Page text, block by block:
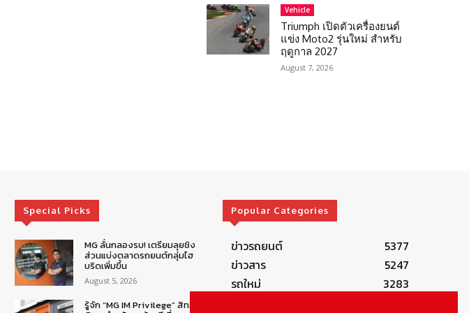
Vehicle
Triumph เปิดตัวเครื่องยนต์
แข่ง Moto2 รุ่นใหม่ สำหรับ
ฤดูกาล 2027
August 7, 2026
Special Picks
MG ลั่นกลองรบ! เตรียมลุยชิง
ส่วนแบ่งตลาดรถยนต์กลุ่มไฮ
บริดเพิ่มขึ้น
August 5, 2026
รู้จัก “MG IM Privilege” สิทธิ
Popular Categories
ข่าวรถยนต์
5377
ข่าวสาร
5247
รถใหม่
3283